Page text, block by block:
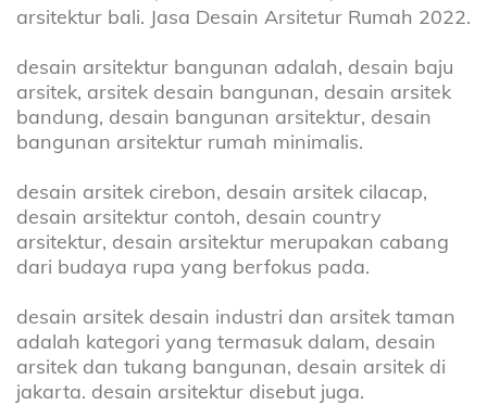
arsitektur bali. Jasa Desain Arsitetur Rumah 2022.
desain arsitektur bangunan adalah, desain baju
arsitek, arsitek desain bangunan, desain arsitek
bandung, desain bangunan arsitektur, desain
bangunan arsitektur rumah minimalis.
desain arsitek cirebon, desain arsitek cilacap,
desain arsitektur contoh, desain country
arsitektur, desain arsitektur merupakan cabang
dari budaya rupa yang berfokus pada.
desain arsitek desain industri dan arsitek taman
adalah kategori yang termasuk dalam, desain
arsitek dan tukang bangunan, desain arsitek di
jakarta. desain arsitektur disebut juga.